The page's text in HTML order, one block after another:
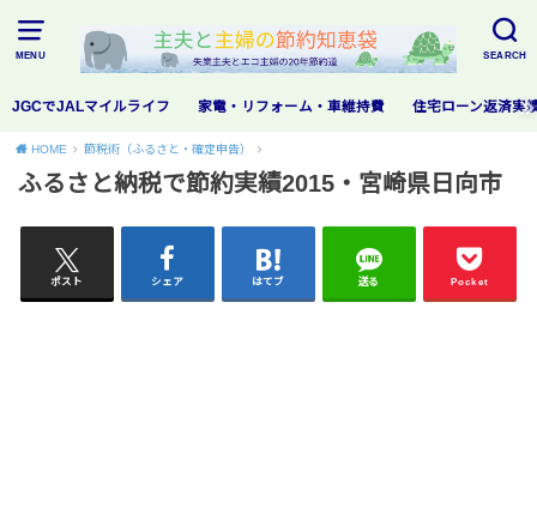
MENU SEARCH
JGCでJALマイルライフ 家電・リフォーム・車維持費 住宅ローン返済実
HOME 節税術（ふるさと・確定申告）
ふるさと納税で節約実績2015・宮崎県日向市
ポスト シェア はてブ 送る Pocket